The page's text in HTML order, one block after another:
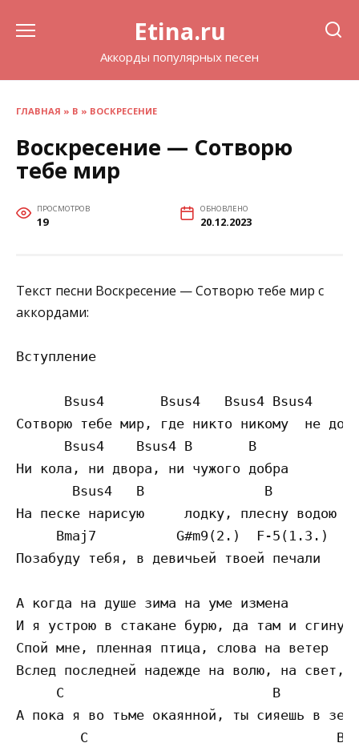
Etina.ru
Аккорды популярных песен
ГЛАВНАЯ » В » ВОСКРЕСЕНИЕ
Воскресение — Сотворю
тебе мир
ПРОСМОТРОВ
19
ОБНОВЛЕНО
20.12.2023
Текст песни Воскресение — Сотворю тебе мир с
аккордами:
Вступление
      Bsus4       Bsus4   Bsus4 Bsus4
Сотворю тебе мир, где никто никому  не
      Bsus4    Bsus4 B       B
Ни кола, ни двора, ни чужого добра
       Bsus4   B               B
На песке нарисую     лодку, плесну водою
     Bmaj7          G#m9(2.)  F-5(1.3.)
Позабуду тебя, в девичьей твоей печали
А когда на душе зима на уме измена
И я устрою в стакане бурю, да там и сгину
Спой мне, пленная птица, слова на ветер
Вслед последней надежде на волю, на свет,
     C                          B
А пока я во тьме окаянной, ты сияешь в
C                               B